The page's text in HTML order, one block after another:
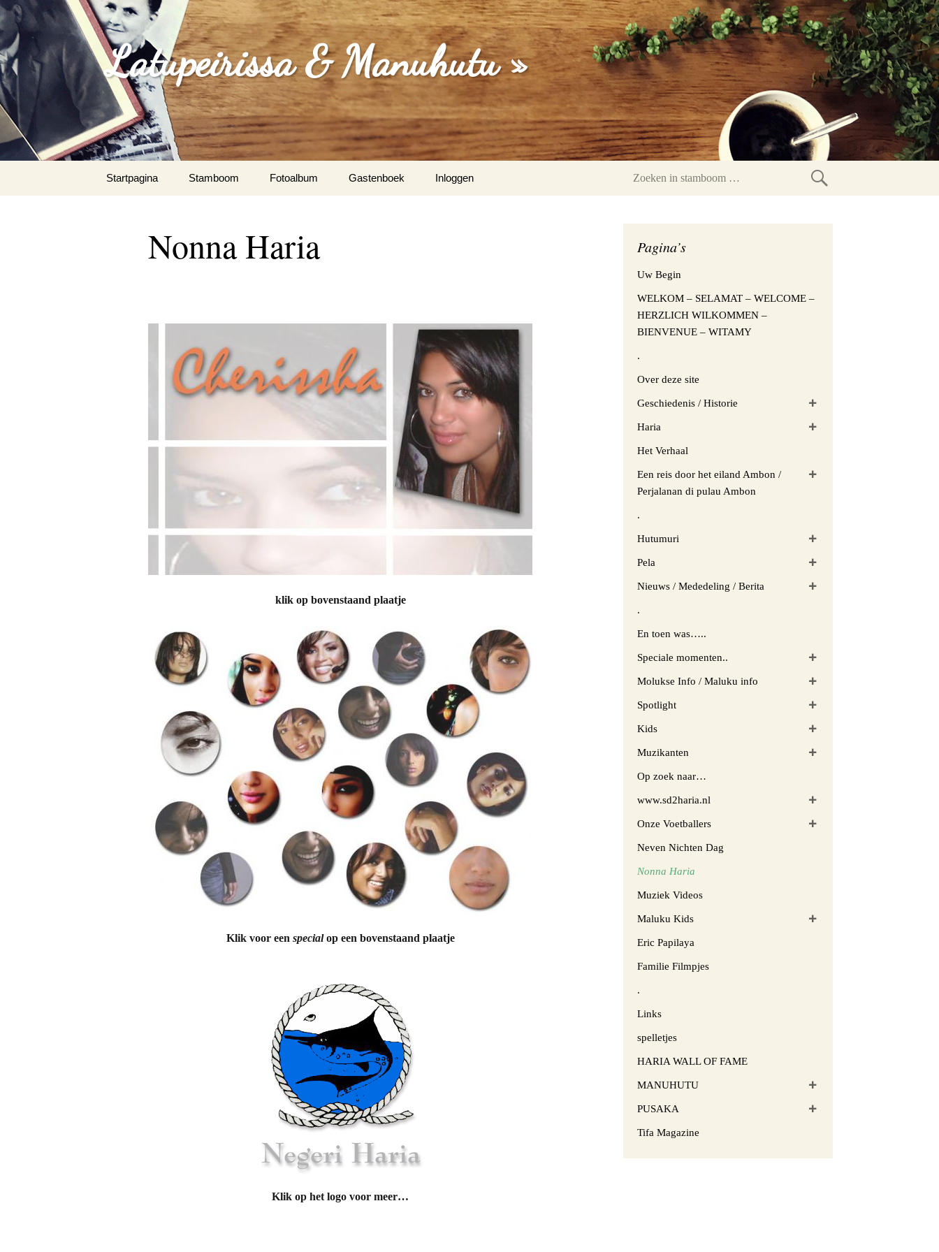
Latupeirissa & Manuhutu »
naar
Startpagina Stamboom Fotoalbum
Albrecht Dakriet & Els Latupeirissa
Awas Latupeirissa & Juliana Papilaya
BB Party
Latupeirissa
Boetje Wattimena & Tien Keppy
Oost Souburg
dia pagina
Fheros Latupeirissa & Coba Tamaela
HARIA DAG 17-06-2006
Haria zaalvoetbal toernooi 2005
Hative Kerstviering 2008 Jakarta
Itawaka
Jahja Tigele & Els Latupeirissa
Janus Latupeirissa & Rika Souisa
Joop Neijenhuis & Hermien
Julius Parinussa & Johanna Manuhutu
(Vught)
Kel.Pastora besar
Lies Holman Ruhulessin
Lillian Post Netto – Ron Post
Manuhutu
Gastenboek
Inloggen
Zoeken
Nonna Haria
klik op bovenstaand plaatje
Klik voor een specialop een bovenstaand plaatje
Klik op het logo voor meer…
Pagina’s
Uw Begin
WELKOM – SELAMAT – WELCOME –
HERZLICH WILKOMMEN –
BIENVENUE – WITAMY
.
Over deze site
Geschiedenis / Historie
Haria
Het Verhaal
Een reis door het eiland Ambon /
Perjalanan di pulau Ambon
.
Hutumuri
Pela
Nieuws / Mededeling / Berita
.
En toen was…..
Speciale momenten..
Molukse Info / Maluku info
Spotlight
Kids
Muzikanten
Op zoek naar…
www.sd2haria.nl
Onze Voetballers
Neven Nichten Dag
Nonna Haria
Muziek Videos
Maluku Kids
Eric Papilaya
Familie Filmpjes
.
Links
spelletjes
HARIA WALL OF FAME
MANUHUTU
PUSAKA
Tifa Magazine